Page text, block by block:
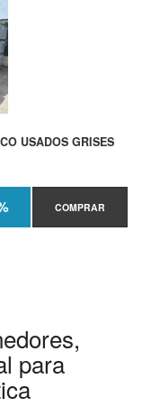
USADOS GRISES
COMPRAR
para